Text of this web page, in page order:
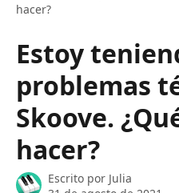
hacer?
Estoy
problemas
Skoove.
hacer?
Escrito por Julia